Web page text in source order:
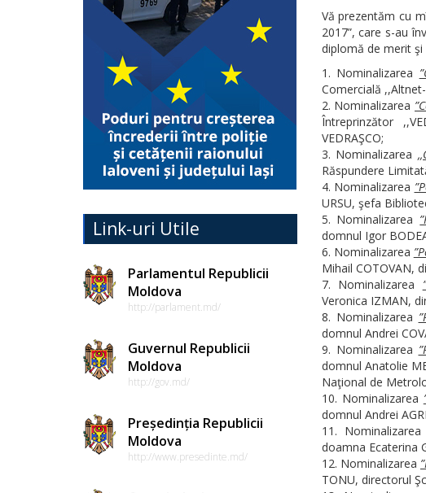
Link-uri Utile
Parlamentul Republicii
Moldova
http://parlament.md/
Guvernul Republicii
Moldova
http://gov.md/
Președinția Republicii
Moldova
http://www.presedinte.md/
Vă prezentăm cu
2017”, care s-au
diplomă de merit şi
Nominalizarea
Comercială
Nominalizarea
Întreprinzător
VEDRAŞCO;
Nominalizarea ,,
Răspundere
Nominalizarea
URSU, şefa
Nominalizarea
domnul Igor
Nominalizarea
Mihail COTOVAN,
Nominalizarea
Veronica IZMAN,
Nominalizarea
domnul Andrei
Nominalizarea
domnul Anatolie
Naţional de
Nominalizarea
domnul Andrei
Nominalizarea
doamna Ecaterina
Nominalizarea
TONU, directorul